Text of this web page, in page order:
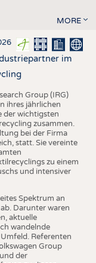
MORE
im
Group (IRG)
ihres jährlichen
der wichtigsten
zusammen.
bei der Firma
statt. Sie vereinte
zu einem
und intensiver
Spektrum an
Darunter waren
aktuelle
wandelnde
Referenten
Group
der